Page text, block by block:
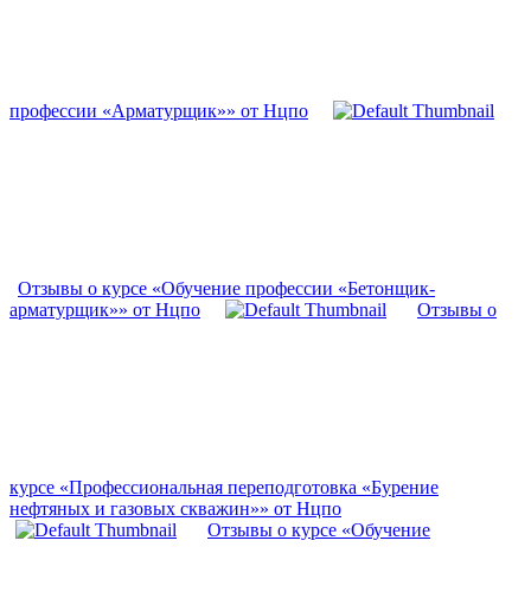
профессии «Арматурщик»» от Нцпо
Отзывы о курсе «Обучение профессии «Бетонщик-
арматурщик»» от Нцпо
Отзывы о
курсе «Профессиональная переподготовка «Бурение
нефтяных и газовых скважин»» от Нцпо
Отзывы о курсе «Обучение